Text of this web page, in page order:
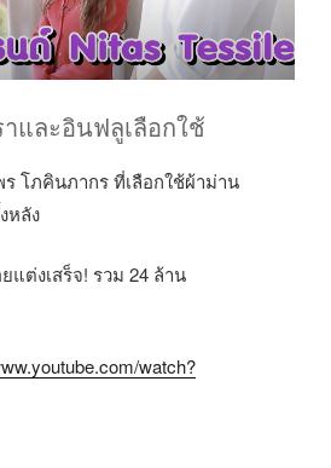
และอินฟลูเลือกใช้
โภคินภากร ที่เลือกใช้ผ้าม่าน
หลัง
ต่งเสร็จ! รวม 24 ล้าน
watch?